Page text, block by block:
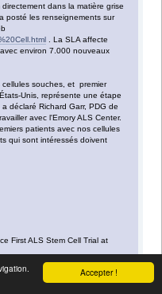
Accepter !
dans la matière grise
posté les renseignements sur
. La SLA affecte
environ 7.000 nouveaux
souches, et premier
Unis, représente une étape
déclaré Richard Garr, PDG de
avec l'Emory ALS Center.
patients avec nos cellules
qui sont intéressés doivent
First ALS Stem Cell Trial at
-- Neuralstem, Inc. (NYSE
I trial to treat Amyotrophic